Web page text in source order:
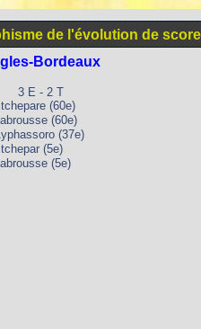
de l'évolution de
Bordeaux
3 E - 2 T
(60e)
(60e)
(37e)
(5e)
(5e)